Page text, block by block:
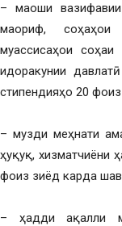
– маоши
маориф, соҳаҳои
муассисаҳои
идоракунии
стипендияҳо 20
– музди меҳнати
ҳуқуқ, хизматчиёни
фоиз зиёд карда
– ҳадди ақалли